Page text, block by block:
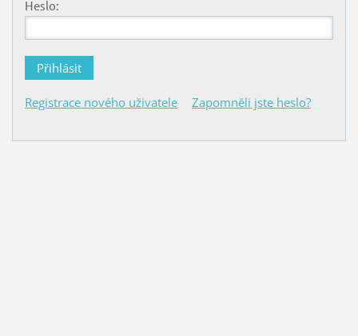
Heslo:
Registrace nového uživatele Zapomněli jste heslo?